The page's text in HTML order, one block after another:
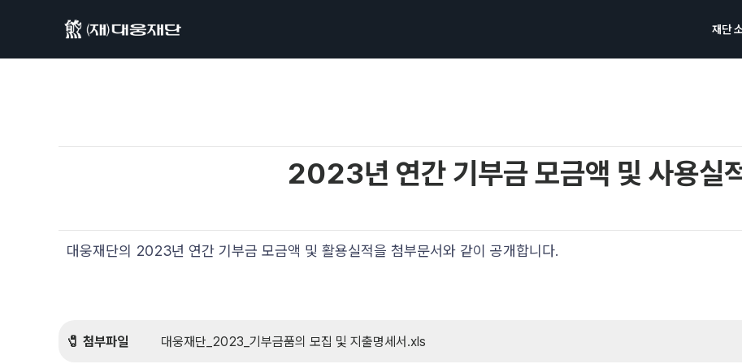
재단
2023년 연간 기부금 모금액 및 사용실
대웅재단의 2023년 연간 기부금 모금액 및 활용실적을 첨부문서와 같이 공개합니다.
🧷 첨부파일
          대웅재단_2023_기부금품의 모집 및 지출명세서.xls